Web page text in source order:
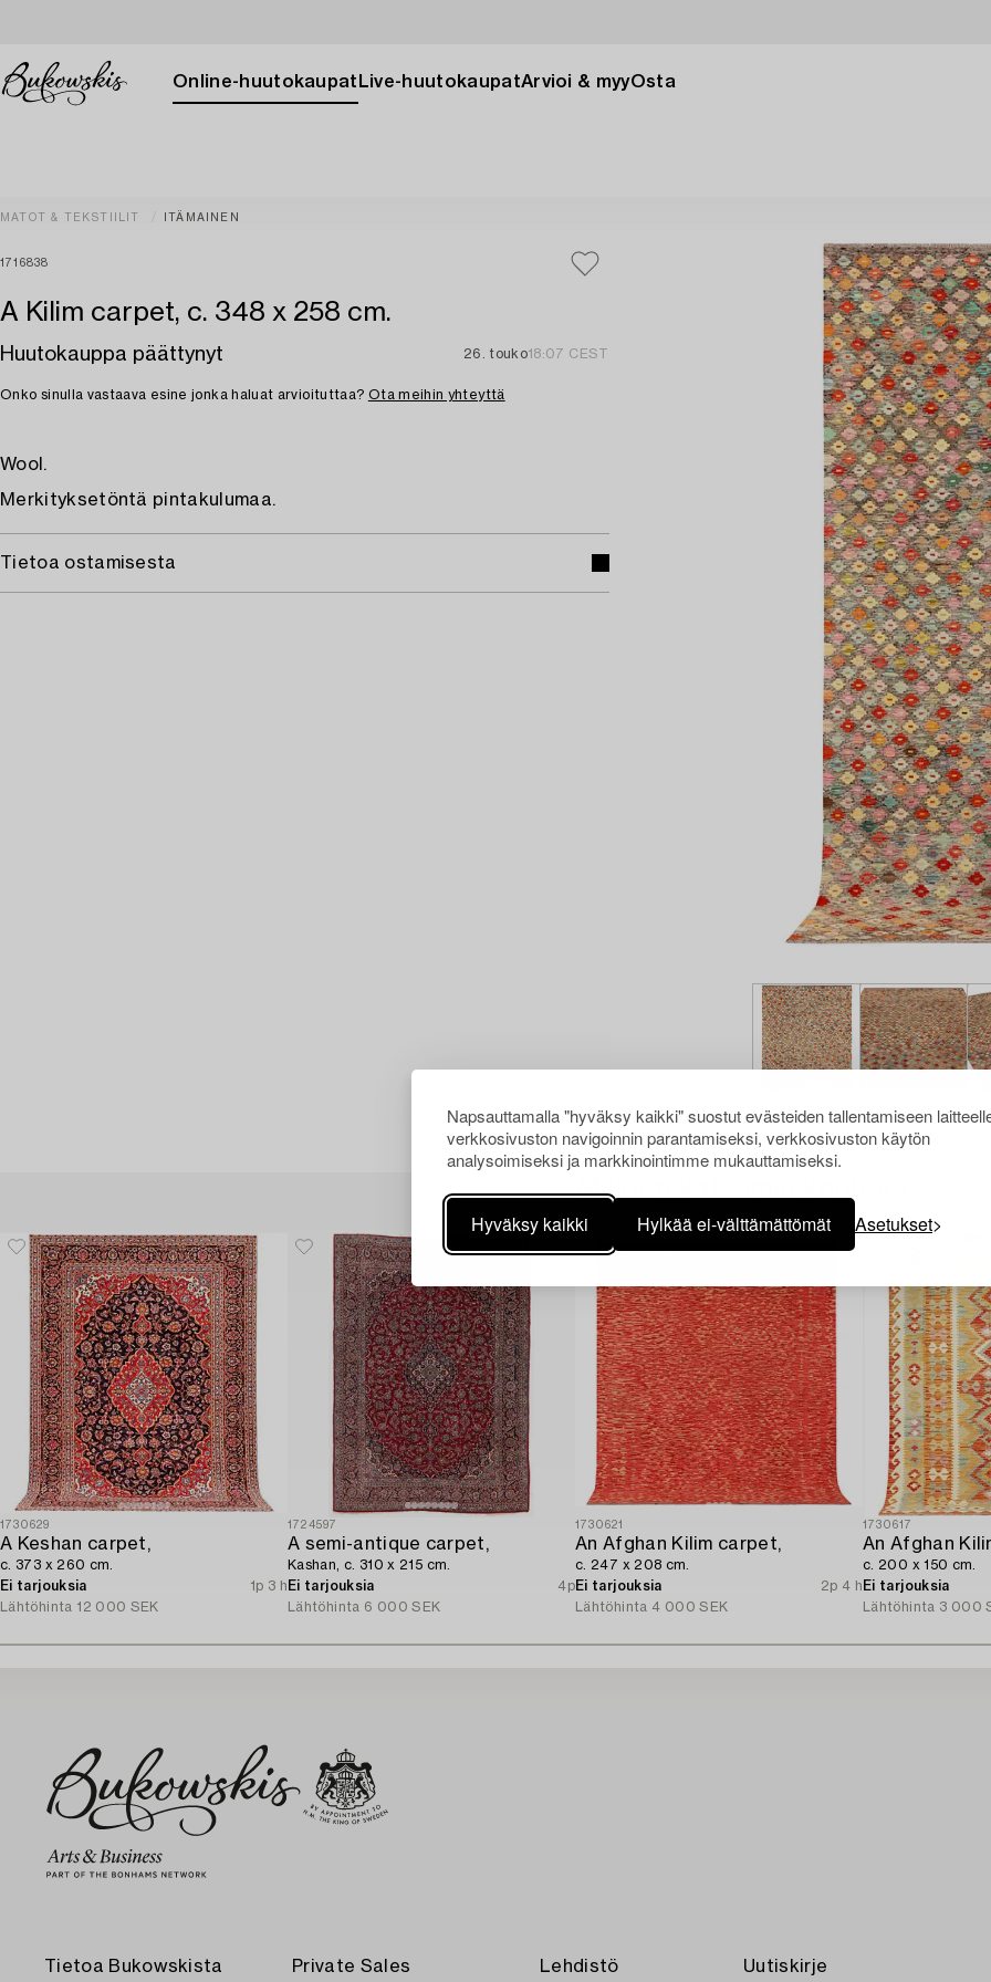
Napsauttamalla "hyväksy kaikki" suostut evästeiden tallentamiseen
verkkosivuston navigoinnin parantamiseksi, verkkosivuston käytön
analysoimiseksi ja markkinointimme mukauttamiseksi.
Hyväksy kaikki Hylkää ei-välttämättömät Asetukset
Online-huutokaupat Live-huutokaupatArvioi & myyOsta
MATOT & TEKSTIILIT ITÄMAINEN
1716838
A Kilim carpet, c. 348 x 258 cm.
Huutokauppa päättynyt 26. touko18:07 CEST
Onko sinulla vastaava esine jonka haluat arvioituttaa? Ota meihin yhteyttä
Wool.
Merkityksetöntä pintakulumaa.
Tietoa ostamisesta
Muiden katsomia kohteita
1730629
A Keshan carpet,
c. 373 x 260 cm.
Ei tarjouksia
1p 3 h
Lähtöhinta 12 000 SEK
1724597
A semi-antique carpet,
Kashan, c. 310 x 215 cm.
Ei tarjouksia
4p
Lähtöhinta 6 000 SEK
1730621
An Afghan Kilim carpet,
c. 247 x 208 cm.
Ei tarjouksia
2p 4 h
Lähtöhinta 4 000 SEK
1730617
An Afghan
c. 200 x 150 cm.
Ei tarjouksia
Lähtöhinta 3 000
Tietoa Bukowskista Private Sales Lehdistö Uutiskirje